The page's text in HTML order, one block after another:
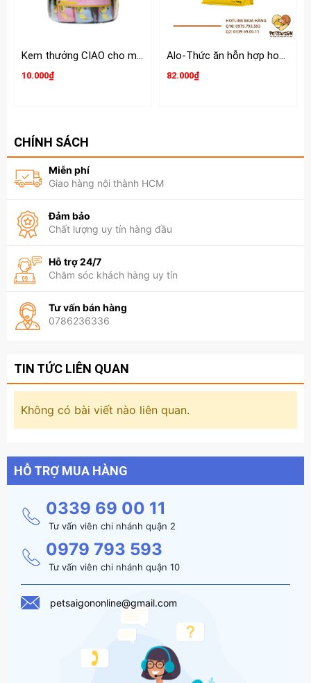
PETSAIGON LÀ CỬA HÀNG DÀNH CHO CHÓ MÈO UY
TÍN TẠI TPHCM.
Kem thưởng CIAO cho mèo hộp 50 tuýp
10.000₫
Alo-Thức ăn hỗn hợp hoàn chỉnh và cân bằng dinh dưỡng cho Mèo
82.000₫
CHÍNH SÁCH
Miễn phí
Giao hàng nội thành HCM
Đảm bảo
Chất lượng uy tín hàng đầu
Hỗ trợ 24/7
Chăm sóc khách hàng uy tín
Tư vấn bán hàng
0786236336
TIN TỨC LIÊN QUAN
Không có bài viết nào liên quan.
HỖ TRỢ MUA HÀNG
0339 69 00 11
Tư vấn viên chi nhánh quận 2
0979 793 593
Tư vấn viên chi nhánh quận 10
petsaigononline@gmail.com